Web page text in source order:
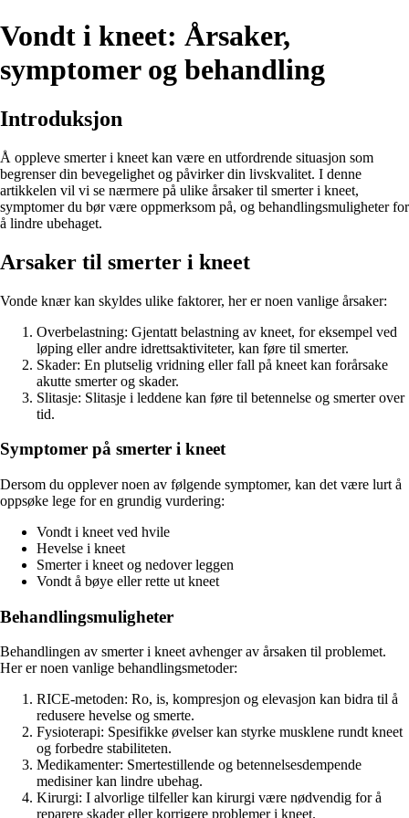
Vondt i kneet: Årsaker,
symptomer og behandling
Introduksjon
Å oppleve smerter i kneet kan være en utfordrende situasjon som
begrenser din bevegelighet og påvirker din livskvalitet. I denne
artikkelen vil vi se nærmere på ulike årsaker til smerter i kneet,
symptomer du bør være oppmerksom på, og behandlingsmuligheter for
å lindre ubehaget.
Arsaker til smerter i kneet
Vonde knær kan skyldes ulike faktorer, her er noen vanlige årsaker:
Overbelastning: Gjentatt belastning av kneet, for eksempel ved
løping eller andre idrettsaktiviteter, kan føre til smerter.
Skader: En plutselig vridning eller fall på kneet kan forårsake
akutte smerter og skader.
Slitasje: Slitasje i leddene kan føre til betennelse og smerter over
tid.
Symptomer på smerter i kneet
Dersom du opplever noen av følgende symptomer, kan det være lurt å
oppsøke lege for en grundig vurdering:
Vondt i kneet ved hvile
Hevelse i kneet
Smerter i kneet og nedover leggen
Vondt å bøye eller rette ut kneet
Behandlingsmuligheter
Behandlingen av smerter i kneet avhenger av årsaken til problemet.
Her er noen vanlige behandlingsmetoder:
RICE-metoden: Ro, is, kompresjon og elevasjon kan bidra til å
redusere hevelse og smerte.
Fysioterapi: Spesifikke øvelser kan styrke musklene rundt kneet
og forbedre stabiliteten.
Medikamenter: Smertestillende og betennelsesdempende
medisiner kan lindre ubehag.
Kirurgi: I alvorlige tilfeller kan kirurgi være nødvendig for å
reparere skader eller korrigere problemer i kneet.